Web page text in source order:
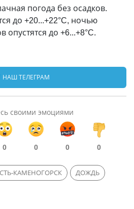
погода без осадков.
до +20...+22°C, ночью
опустятся до +6...+8°C.
НАШ ТЕЛЕГРАМ
своими эмоциями
0 0 0 0
КАМЕНОГОРСК ДОЖДЬ